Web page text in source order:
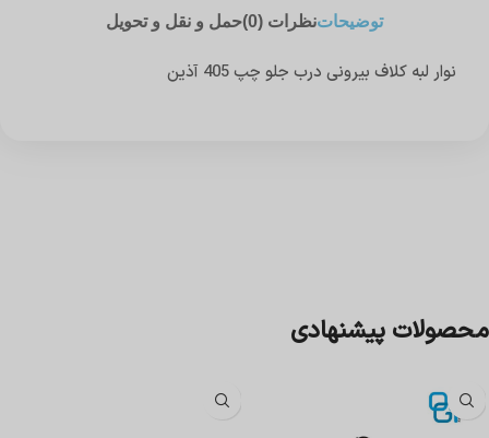
توضیحاتنظرات (0) حمل و نقل و تحویل
نوار لبه کلاف بیرونی درب جلو چپ 405 آذین
محصولات پیشنهادی